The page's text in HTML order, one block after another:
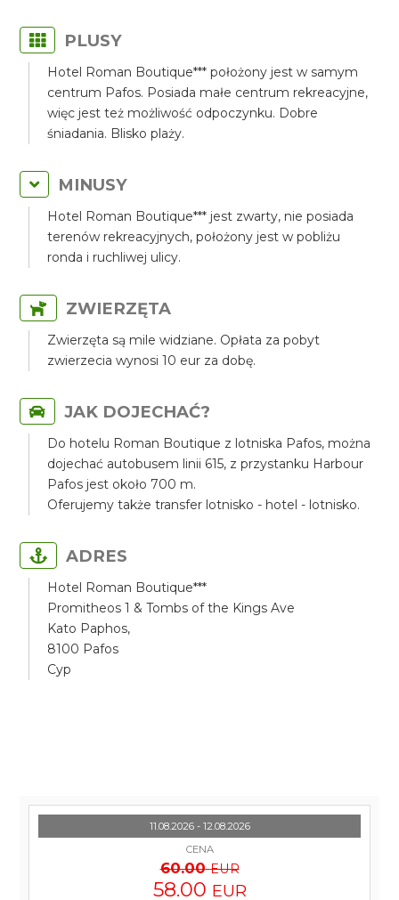
PLUSY
Hotel Roman Boutique*** położony jest w samym
centrum Pafos. Posiada małe centrum rekreacyjne,
więc jest też możliwość odpoczynku. Dobre
śniadania. Blisko plaży.
MINUSY
Hotel Roman Boutique*** jest zwarty, nie posiada
terenów rekreacyjnych, położony jest w pobliżu
ronda i ruchliwej ulicy.
ZWIERZĘTA
Zwierzęta są mile widziane. Opłata za pobyt
zwierzecia wynosi 10 eur za dobę.
JAK DOJECHAĆ?
Do hotelu Roman Boutique z lotniska Pafos, można
dojechać autobusem linii 615, z przystanku Harbour
Pafos jest około 700 m.
Oferujemy także transfer lotnisko - hotel - lotnisko.
ADRES
Hotel Roman Boutique***
Promitheos 1 & Tombs of the Kings Ave
Kato Paphos,
8100 Pafos
Cyp
11.08.2026 - 12.08.2026
CENA
60.00 EUR
58.00 EUR